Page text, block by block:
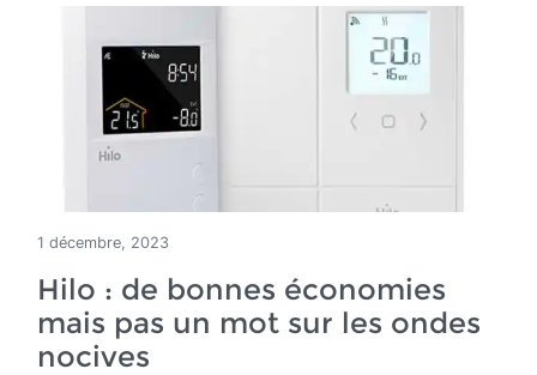
1 décembre, 2023
Hilo : de bonnes économies
mais pas un mot sur les ondes
nocives